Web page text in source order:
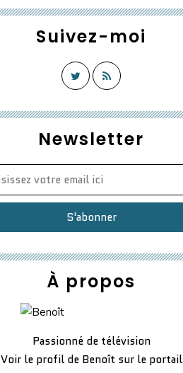
Newsletter
Suivez-moi
À propos
Passionné de télévision
Voir le profil de Benoît sur le portail